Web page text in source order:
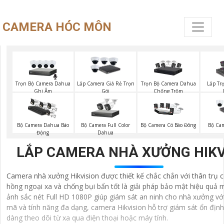
CAMERA HÓC MÔN
Trọn Bộ Camera Dahua
Ghi Âm
Lắp Camera Giá Rẻ Trọn
Gói
Trọn Bộ Camera Dahua
Chống Trộm
Lắp
Bộ Camera Dahua Báo
Động
Bộ Camera Full Color
Dahua
Bộ Camera Có Báo Đông Bộ
LẮP CAMERA NHÀ XƯỞNG
Camera nhà xưởng Hikvision được thiết kế chắc chắn với thân trụ
hồng ngoại xa và chống bụi bẩn tốt là giải pháp bảo mật hiệu quả
ảnh sắc nét Full HD 1080P giúp giám sát an ninh cho nhà xưởng
mã và tính năng đa dạng, camera Hikvision hỗ trợ giám sát ổn
dàng theo dõi từ xa qua điện thoại hoặc máy tính.